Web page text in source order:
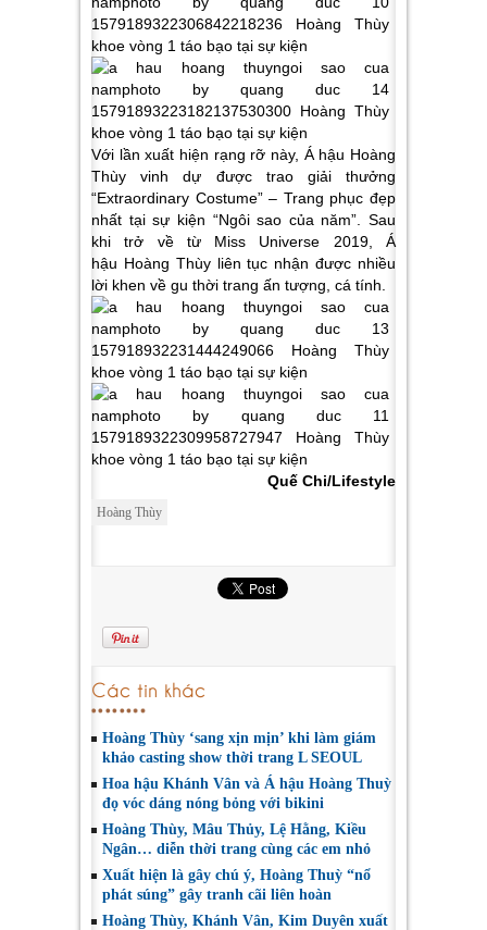
Với lần xuất hiện rạng rỡ này, Á hậu Hoàng
Thùy vinh dự được trao giải thưởng
“Extraordinary Costume” – Trang phục đẹp
nhất tại sự kiện “Ngôi sao của năm”. Sau
khi trở về từ Miss Universe 2019, Á
hậu Hoàng Thùy liên tục nhận được nhiều
lời khen về gu thời trang ấn tượng, cá tính.
Quế Chi/Lifestyle
Hoàng Thùy
Các tin khác
Hoàng Thùy ‘sang xịn mịn’ khi làm giám
khảo casting show thời trang L SEOUL
Hoa hậu Khánh Vân và Á hậu Hoàng Thuỳ
đọ vóc dáng nóng bỏng với bikini
Hoàng Thùy, Mâu Thủy, Lệ Hằng, Kiều
Ngân… diễn thời trang cùng các em nhỏ
Xuất hiện là gây chú ý, Hoàng Thuỳ “nổ
phát súng” gây tranh cãi liên hoàn
Hoàng Thùy, Khánh Vân, Kim Duyên xuất